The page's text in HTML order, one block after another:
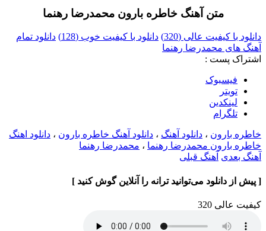
متن آهنگ خاطره بارون محمدرضا رهنما
دانلود با کیفیت عالی (320) دانلود با کیفیت خوب (128)
دانلود تمام
آهنگ های محمدرضا رهنما
اشتراک پست :
فيسبوک
تويتر
لینکدین
تلگرام
خاطره بارون ، دانلود آهنگ ، دانلود آهنگ خاطره بارون ، دانلود اهنگ
خاطره بارون محمدرضا رهنما ، محمدرضا رهنما
آهنگ بعدی آهنگ قبلی
[ پیش از دانلود می‌توانید ترانه را آنلاین گوش کنید ]
کیفیت عالی 320